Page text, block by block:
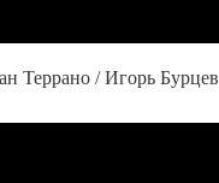
Террано / Игорь Бурцев